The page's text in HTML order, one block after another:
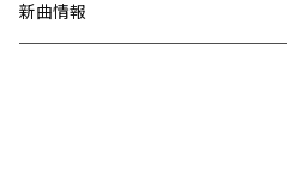
新曲情報